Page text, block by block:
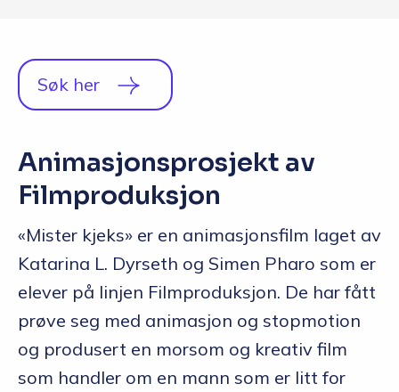
Søk her
Animasjonsprosjekt av
Filmproduksjon
«Mister kjeks» er en animasjonsfilm laget av
Katarina L. Dyrseth og Simen Pharo som er
elever på linjen Filmproduksjon. De har fått
prøve seg med animasjon og stopmotion
og produsert en morsom og kreativ film
som handler om en mann som er litt for